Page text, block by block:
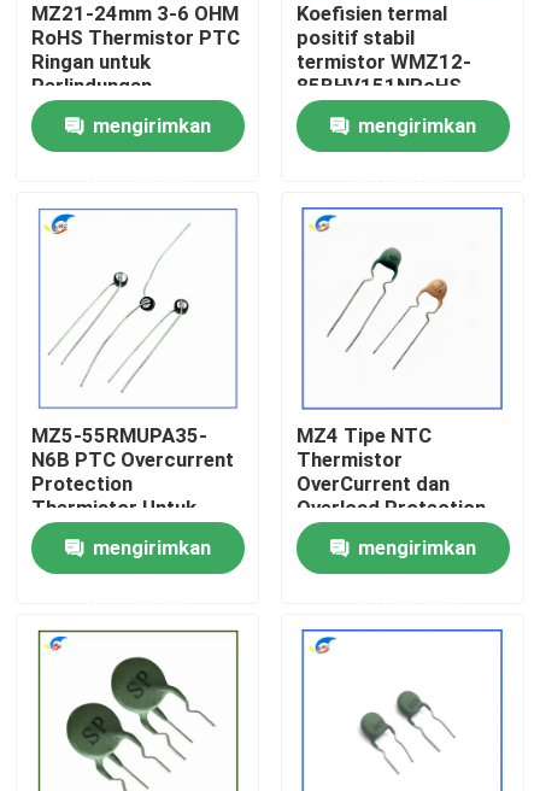
Rumah
Tentang Kami
Tur Pabrik
Kontrol Kualitas
Hubungi Kami
Berita
Kasus-kasus
Termistor PTC
MZ21-24mm 3-6 OHM
RoHS Thermistor PTC
Ringan untuk
Perlindungan
Overcurrent
Thermistor Koefisien
Termal Positif yang
mengirimkan
Koefisien termal
positif stabil
termistor WMZ12-
85BHV151NRoHS
untuk perlindungan
overcurrent
bersertifikat RoHS-
mengirimkan
MZ5-55RMUPA35-
N6B PTC Overcurrent
Protection
Thermistor Untuk
Produk Kontrol Angin
mengirimkan
MZ4 Tipe NTC
Thermistor
OverCurrent dan
Overload Protection
Thermistors Produk
mengirimkan